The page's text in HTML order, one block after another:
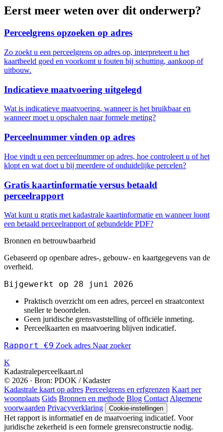
Eerst meer weten over dit onderwerp?
Perceelgrens opzoeken op adres
Zo zoekt u een perceelgrens op adres op, interpreteert u het
kaartbeeld goed en voorkomt u fouten bij schutting, aankoop of
uitbouw.
Indicatieve maatvoering uitgelegd
Wat is indicatieve maatvoering, wanneer is het bruikbaar en
wanneer moet u opschalen naar formele meting?
Perceelnummer vinden op adres
Hoe vindt u een perceelnummer op adres, hoe controleert u of het
klopt en wat doet u bij meerdere of onduidelijke percelen?
Gratis kaartinformatie versus betaald
perceelrapport
Wat kunt u gratis met kadastrale kaartinformatie en wanneer loont
een betaald perceelrapport of gebundelde PDF?
Bronnen en betrouwbaarheid
Gebaseerd op openbare adres-, gebouw- en kaartgegevens van de
overheid.
Bijgewerkt op 28 juni 2026
Praktisch overzicht om een adres, perceel en straatcontext
sneller te beoordelen.
Geen juridische grensvaststelling of officiële inmeting.
Perceelkaarten en maatvoering blijven indicatief.
Rapport €9 Zoek adres Naar zoeker
K
Kadastraleperceelkaart.nl
© 2026 · Bron: PDOK / Kadaster
Kadastrale kaart op adres Perceelgrens en erfgrenzen Kaart per
woonplaats Gids Bronnen en methode Blog Contact Algemene
voorwaarden Privacyverklaring Cookie-instellingen
Het rapport is informatief en de maatvoering indicatief. Voor
juridische zekerheid is een formele grensreconstructie nodig.